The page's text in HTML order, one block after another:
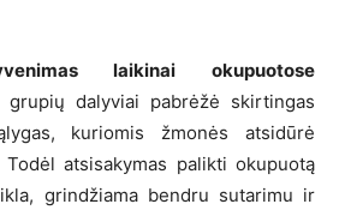
laikinai okupuotose
grupių dalyviai pabrėžė skirtingas
kuriomis žmonės atsidūrė
atsisakymas palikti okupuotą
grindžiama bendru sutarimu ir